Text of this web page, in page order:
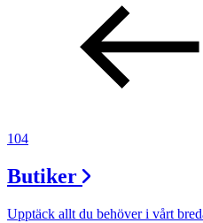
104
Butiker
Upptäck allt du behöver i vårt